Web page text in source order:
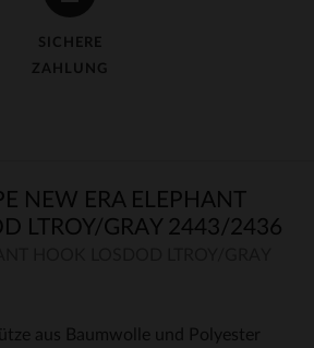
SICHERE
ZAHLUNG
NEW ERA ELEPHANT
LTROY/GRAY 2443/2436
aus Baumwolle und Polyester